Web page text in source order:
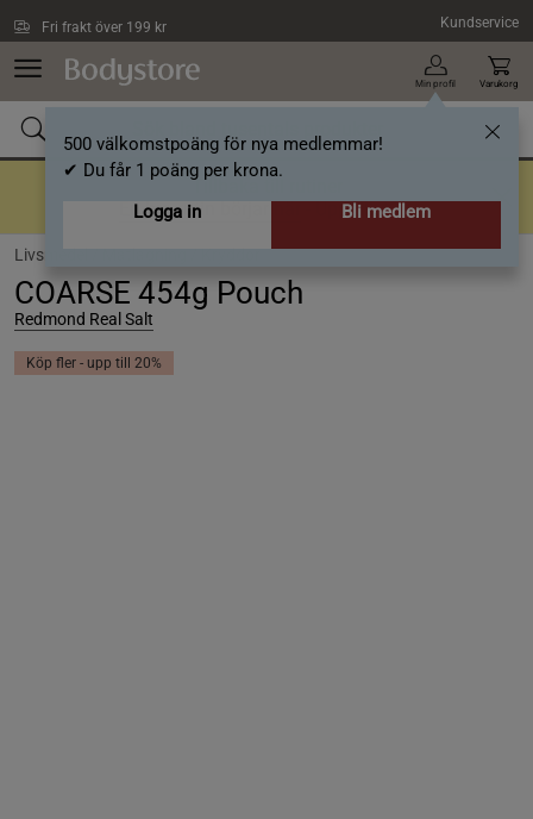
Fri frakt över 199 kr Kundservice
Min profil
500 välkomstpoäng för nya medlemmar!
✔ Du får 1 poäng per krona.
Logga in
Bli medlem
Varukorg
Tillbaka till rutiner
En bra rutin börjar här- Upp till 40%
Livsmedel /
COARSE 454g Pouch
Redmond Real Salt
Köp fler - upp till 20%